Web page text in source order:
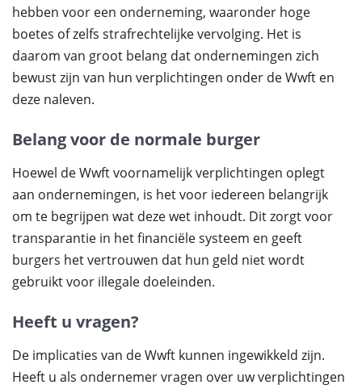
hebben voor een onderneming, waaronder hoge
boetes of zelfs strafrechtelijke vervolging. Het is
daarom van groot belang dat ondernemingen zich
bewust zijn van hun verplichtingen onder de Wwft en
deze naleven.
Belang voor de normale burger
Hoewel de Wwft voornamelijk verplichtingen oplegt
aan ondernemingen, is het voor iedereen belangrijk
om te begrijpen wat deze wet inhoudt. Dit zorgt voor
transparantie in het financiële systeem en geeft
burgers het vertrouwen dat hun geld niet wordt
gebruikt voor illegale doeleinden.
Heeft u vragen?
De implicaties van de Wwft kunnen ingewikkeld zijn.
Heeft u als ondernemer vragen over uw verplichtingen